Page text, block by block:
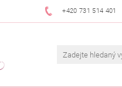
+420 731 514 401